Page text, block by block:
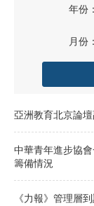
年份：
月份：
亞洲教育北京論
中華青年進步協
籌備情況
《力報》管理層